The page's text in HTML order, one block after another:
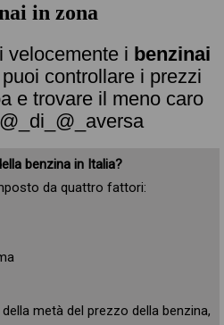
in zona
velocemente i benzinai
controllare i prezzi
e trovare il meno caro
benzina in Italia?
da quattro fattori:
metà del prezzo della benzina,